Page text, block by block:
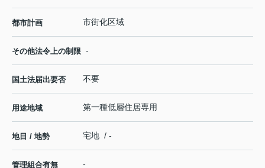
都市計画 市街化区域
その他法令上の制限 -
国土法届出要否 不要
用途地域 第一種低層住居専用
地目 / 地勢 宅地 / -
管理組合有無 -